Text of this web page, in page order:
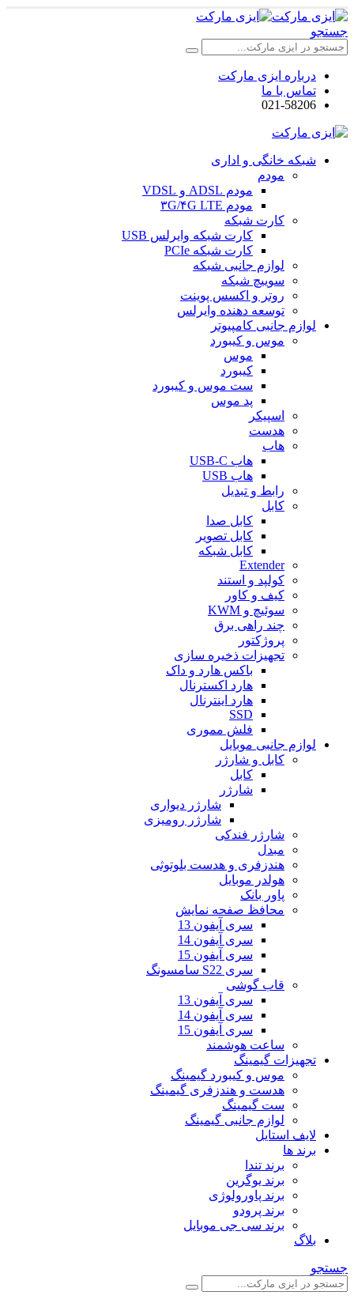
جستجو
درباره ایزی مارکت
تماس با ما
021-58206
شبکه خانگی و اداری
مودم
مودم ADSL و VDSL
مودم ۳G/۴G LTE
کارت شبکه
کارت شبکه وایرلس USB
کارت شبکه PCIe
لوازم جانبی شبکه
سوییچ شبکه
روتر و اکسس پوینت
توسعه دهنده وایرلس
لوازم جانبی کامپیوتر
موس و کیبورد
موس
کیبورد
ست موس و کیبورد
پد موس
اسپیکر
هدست
هاب
هاب USB-C
هاب USB
رابط و تبدیل
کابل
کابل صدا
کابل تصویر
کابل شبکه
Extender
کولپد و استند
کیف و کاور
سوئیچ و KWM
چند راهی برق
پروژکتور
تجهیزات ذخیره سازی
باکس هارد و داک
هارد اکسترنال
هارد اینترنال
SSD
فلش مموری
لوازم جانبی موبایل
کابل و شارژر
کابل
شارژر
شارژر دیواری
شارژر رومیزی
شارژر فندکی
مبدل
هندزفری و هدست بلوتوثی
هولدر موبایل
پاور بانک
محافظ صفحه نمایش
سری آیفون 13
سری آیفون 14
سری آیفون 15
سری S22 سامسونگ
قاب گوشی
سری آیفون 13
سری آیفون 14
سری آیفون 15
ساعت هوشمند
تجهیزات گیمینگ
موس و کیبورد گیمینگ
هدست و هندزفری گیمینگ
ست گیمینگ
لوازم جانبی گیمینگ
لایف استایل
برند ها
برند تندا
برند یوگرین
برند پاورولوژی
برند پرودو
برند سی جی موبایل
بلاگ
جستجو